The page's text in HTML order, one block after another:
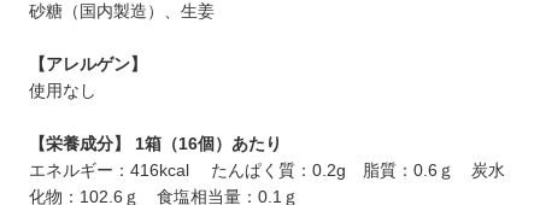
砂糖（国内製造）、⽣姜
【アレルゲン】
使用なし
【栄養成分】 1箱（16個）あたり
エネルギー：416kcal たんぱく質：0.2g 脂質：0.6ｇ 炭⽔
化物：102.6ｇ ⾷塩相当量：0.1ｇ